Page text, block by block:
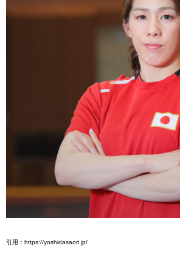
引用：https://yoshidasaori.jp/